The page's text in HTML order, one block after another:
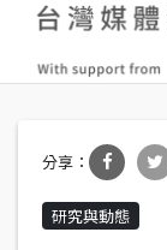
研究與動態
分享
到Fa
分享
到T